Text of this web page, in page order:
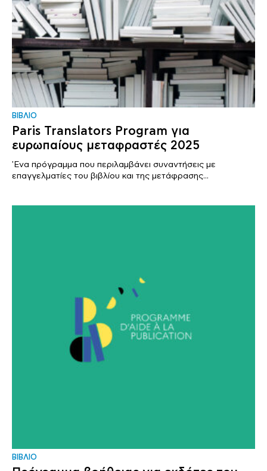
ΒΙΒΛΙΟ
Paris Translators Program για
ευρωπαίους μεταφραστές 2025
'Ενα πρόγραμμα που περιλαμβάνει συναντήσεις με
επαγγελματίες του βιβλίου και της μετάφρασης...
ΒΙΒΛΙΟ